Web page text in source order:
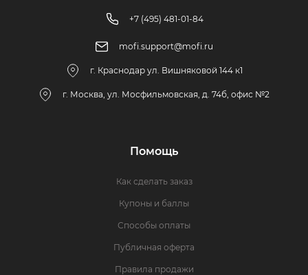
+7 (495) 481-01-84
mofi.support@mofi.ru
г. Краснодар ул. Вишняковой 144 к1
г. Москва, ул. Мосфильмовская, д. 74б, офис №2
Помощь
Как сделать заказ
Купоны и баллы
Способы оплаты
Публичная оферта
Правила продажи